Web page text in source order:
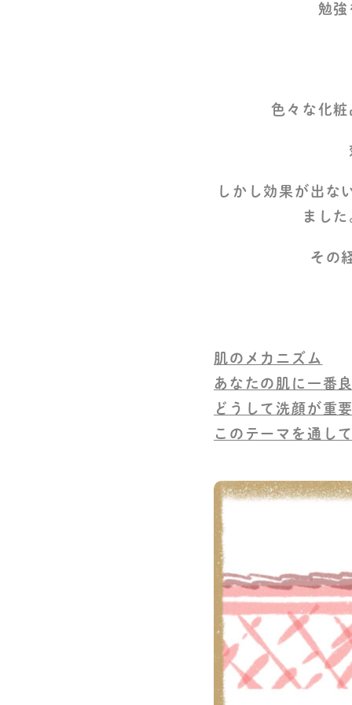
勉
色々な化
しかし効果が出な
まし
その
肌のメカニズム
あなたの肌に一番
どうして洗顔が重
このテーマを通し